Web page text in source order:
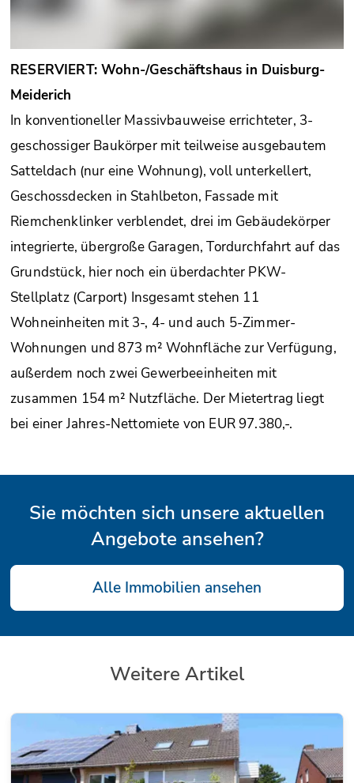
RESERVIERT: Wohn-/Geschäftshaus in Duisburg-
Meiderich
In konventioneller Massivbauweise errichteter, 3-
geschossiger Baukörper mit teilweise ausgebautem
Satteldach (nur eine Wohnung), voll unterkellert,
Geschossdecken in Stahlbeton, Fassade mit
Riemchenklinker verblendet, drei im Gebäudekörper
integrierte, übergroße Garagen, Tordurchfahrt auf das
Grundstück, hier noch ein überdachter PKW-
Stellplatz (Carport) Insgesamt stehen 11
Wohneinheiten mit 3-, 4- und auch 5-Zimmer-
Wohnungen und 873 m² Wohnfläche zur Verfügung,
außerdem noch zwei Gewerbeeinheiten mit
zusammen 154 m² Nutzfläche. Der Mietertrag liegt
bei einer Jahres-Nettomiete von EUR 97.380,-.
Sie möchten sich unsere aktuellen
Angebote ansehen?
Alle Immobilien ansehen
Weitere Artikel